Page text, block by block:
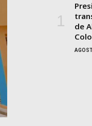
de